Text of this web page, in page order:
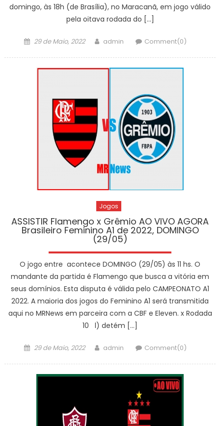
domingo, às 18h (de Brasília), no Maracanã, em jogo válido
pela oitava rodada do […]
Posted
29 de Maio, 2022 Author
admin Comment(0)
Jogos
ASSISTIR Flamengo x Grêmio AO VIVO AGORA
Brasileiro Feminino A1 de 2022, DOMINGO
(29/05)
O jogo entre acontece DOMINGO (29/05) às 11 hs. O
mandante da partida é Flamengo que busca a vitória em
seus domínios. Esta disputa é válida pelo CAMPEONATO A1
2022. A maioria dos jogos do Feminino A1 será transmitida
aqui no MRNews em parceira com a CBF e Eleven. x Rodada
10 l) detém […]
Posted
29 de Maio, 2022 Author
admin Comment(0)